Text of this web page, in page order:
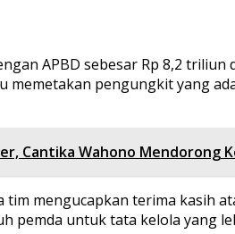
APBD sebesar Rp 8,2
memetakan pengungkit yang
Cantika Wahono Mendorong
mengucapkan terima kasih
pemda untuk tata kelola yang